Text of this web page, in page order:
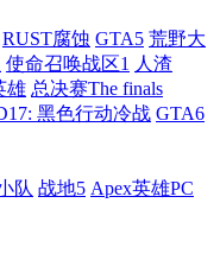
RUST腐蚀 GTA5 荒野大
使命召唤战区1 人渣
雄 总决赛The finals
黑色行动冷战 GTA6
队 战地5 Apex英雄PC